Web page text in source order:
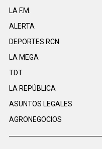
LA F.M.
ALERTA
DEPORTES RCN
LA MEGA
TDT
LA REPÚBLICA
ASUNTOS LEGALES
AGRONEGOCIOS